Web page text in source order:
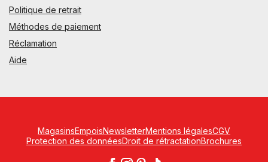
Politique de retrait
Méthodes de paiement
Réclamation
Aide
MagasinsEmpoisNewsletterMentions légalesCGV
Protection des donnéesDroit de rétractationBrochures